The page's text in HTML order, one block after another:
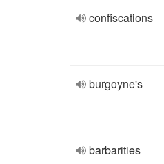
confiscations
burgoyne's
barbarities